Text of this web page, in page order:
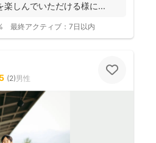
しんでいただける様に...
最終アクティブ： 7日以内
5 (2)男性